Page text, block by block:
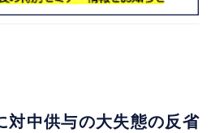
対中供与の大失態の反省